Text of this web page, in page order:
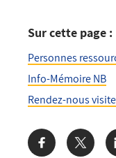
Sur cette page :
Personnes
Info-Mémoire NB
Rendez-nous
Share: